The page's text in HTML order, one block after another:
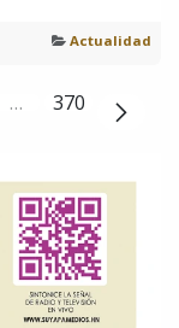
Actualidad
… 370